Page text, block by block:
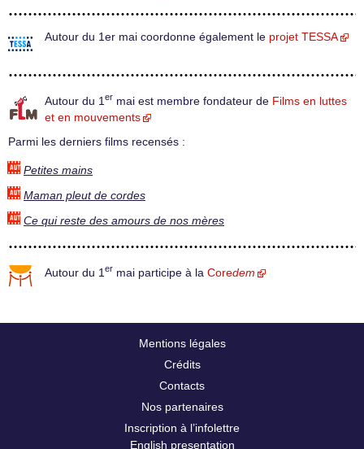
Autour du 1er mai coordonne également le projet TESSA
Autour du 1 er mai est membre fondateur de Films en luttes
et en mouvements
Parmi les derniers films recensés :
Petites mains
Maman pleut de cordes
Ce qui reste des amours de nos mères
Autour du 1 er mai participe à la Coredem
Mentions légales
Crédits
Contacts
Nos partenaires
Inscription à l’infolettre
English presentation